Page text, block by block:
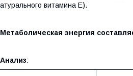
витамина Е).
энергия
: